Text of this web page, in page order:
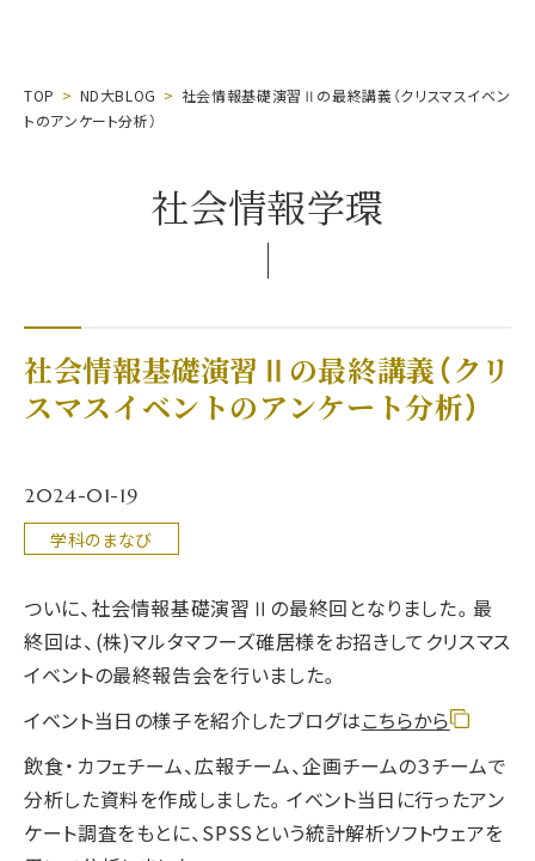
TOP ND大BLOG
社会情報基礎演習Ⅱの最終講義（クリスマスイベン
トのアンケート分析）
社会情報学環
社会情報基礎演習Ⅱの最終講義（クリ
スマスイベントのアンケート分析）
2024-01-19
学科のまなび
ついに、社会情報基礎演習Ⅱの最終回となりました。最
終回は、(株)マルタマフーズ碓居様をお招きしてクリスマス
イベントの最終報告会を行いました。
イベント当日の様子を紹介したブログはこちらから
飲食・カフェチーム、広報チーム、企画チームの３チームで
分析した資料を作成しました。イベント当日に行ったアン
ケート調査をもとに、SPSSという統計解析ソフトウェアを